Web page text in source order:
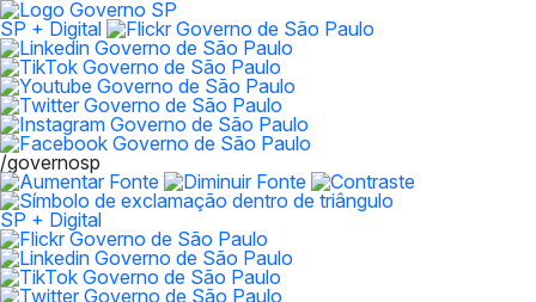
SP + Digital
/governosp
SP + Digital